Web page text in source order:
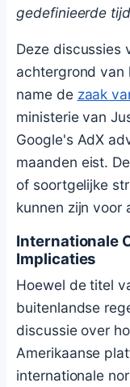
gedefinieerde
Deze discussies
achtergrond van
name de zaak
ministerie van
Google's AdX
maanden eist.
of soortgelijke
kunnen zijn voor
Internationale
Implicaties
Hoewel de titel
buitenlandse
discussie over
Amerikaanse
internationale